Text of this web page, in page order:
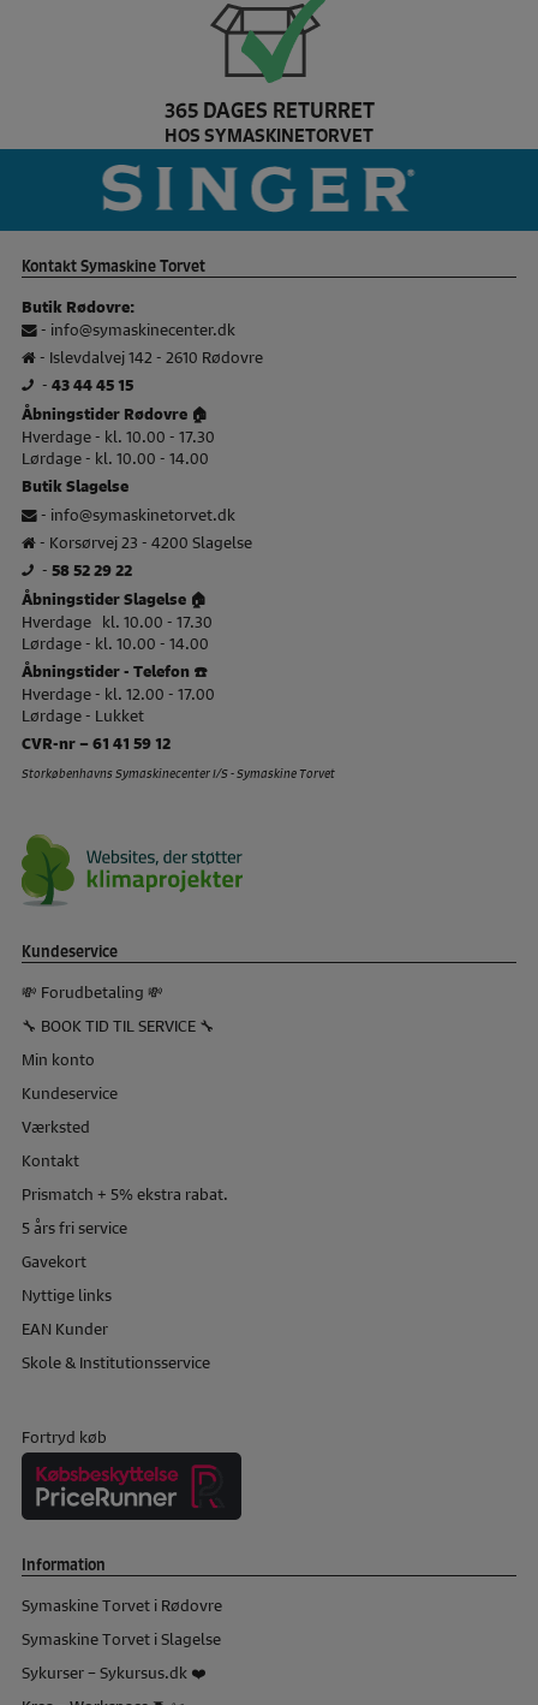
365 DAGES RETURRET
HOS SYMASKINETORVET
Pfaff Brand slider
Kontakt Symaskine Torvet
Butik Rødovre:
- info@symaskinecenter.dk
- Islevdalvej 142 - 2610 Rødovre
- 43 44 45 15
Åbningstider Rødovre 🏠
Hverdage - kl. 10.00 - 17.30
Lørdage - kl. 10.00 - 14.00
Butik Slagelse
- info@symaskinetorvet.dk
- Korsørvej 23 - 4200 Slagelse
- 58 52 29 22
Åbningstider Slagelse 🏠
Hverdage kl. 10.00 - 17.30
Lørdage - kl. 10.00 - 14.00
Åbningstider - Telefon ☎️
Hverdage - kl. 12.00 - 17.00
Lørdage - Lukket
CVR-nr – 61 41 59 12
Storkøbenhavns Symaskinecenter I/S - Symaskine Torvet
Kundeservice
💸 Forudbetaling 💸
🔧 BOOK TID TIL SERVICE 🔧
Min konto
Kundeservice
Værksted
Kontakt
Prismatch + 5% ekstra rabat.
5 års fri service
Gavekort
Nyttige links
EAN Kunder
Skole & Institutionsservice
Fortryd køb
Information
Symaskine Torvet i Rødovre
Symaskine Torvet i Slagelse
Sykurser – Sykursus.dk ❤️